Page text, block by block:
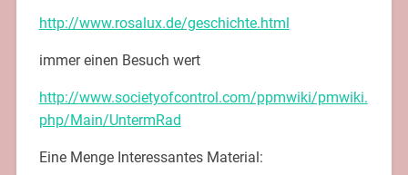
http://www.rosalux.de/geschichte.html
immer einen Besuch wert
http://www.societyofcontrol.com/ppmwiki/pmwiki.
php/Main/UntermRad
Eine Menge Interessantes Material: